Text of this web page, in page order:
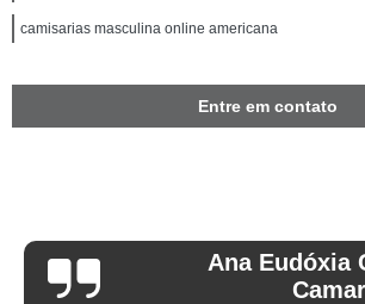
camisarias masculina online americana
Entre em contato
Ana Eudóxia